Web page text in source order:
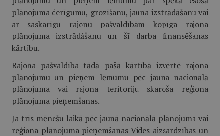
plānojuma derīgumu, grozīšanu, jauna izstrādāšanu vai
ar saskarīgu rajonu pašvaldībām kopīga rajona
plānojuma izstrādāšanu un šī darba finansēšanas
kārtību.
Rajona pašvaldība tādā pašā kārtībā izvērtē rajona
plānojumu un pieņem lēmumu pēc jauna nacionālā
plānojuma vai rajona teritoriju skaroša reģiona
plānojuma pieņemšanas.
Ja trīs mēnešu laikā pēc jaunā nacionālā plānojuma vai
reģiona plānojuma pieņemšanas Vides aizsardzības un